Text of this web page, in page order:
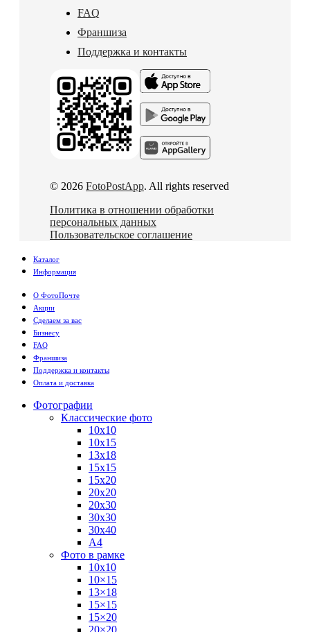
FAQ
Франшиза
Поддержка и контакты
© 2026 FotoPostApp. All rights reserved
Политика в отношении обработки
персональных данных
Пользовательское соглашение
Каталог
Информация
О ФотоПочте
Акции
Сделаем за вас
Бизнесу
FAQ
Франшиза
Поддержка и контакты
Оплата и доставка
Фотографии
Классические фото
10х10
10х15
13х18
15х15
15х20
20х20
20х30
30х30
30х40
А4
Фото в рамке
10х10
10×15
13×18
15×15
15×20
20×20